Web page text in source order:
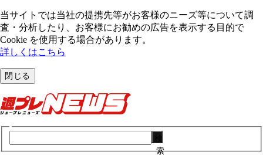
当サイトでは当社の提携先等がお客様のニーズ等について調
査・分析したり、お客様にお勧めの広告を表⽰する⽬的で
Cookie を使⽤する場合があります。
詳しくはこちら
閉じる
索